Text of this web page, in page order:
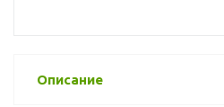
Описание